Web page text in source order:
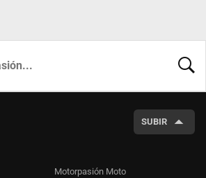
SUBIR
Motorpasión Moto